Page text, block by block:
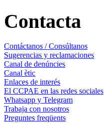
Contacta
Contáctanos / Consúltanos
Sugerencias y reclamaciones
Canal de denúncies
Canal ètic
Enlaces de interés
El CCPAE en las redes sociales
Whatsapp y Telegram
Trabaja con nosotros
Preguntes freqüents